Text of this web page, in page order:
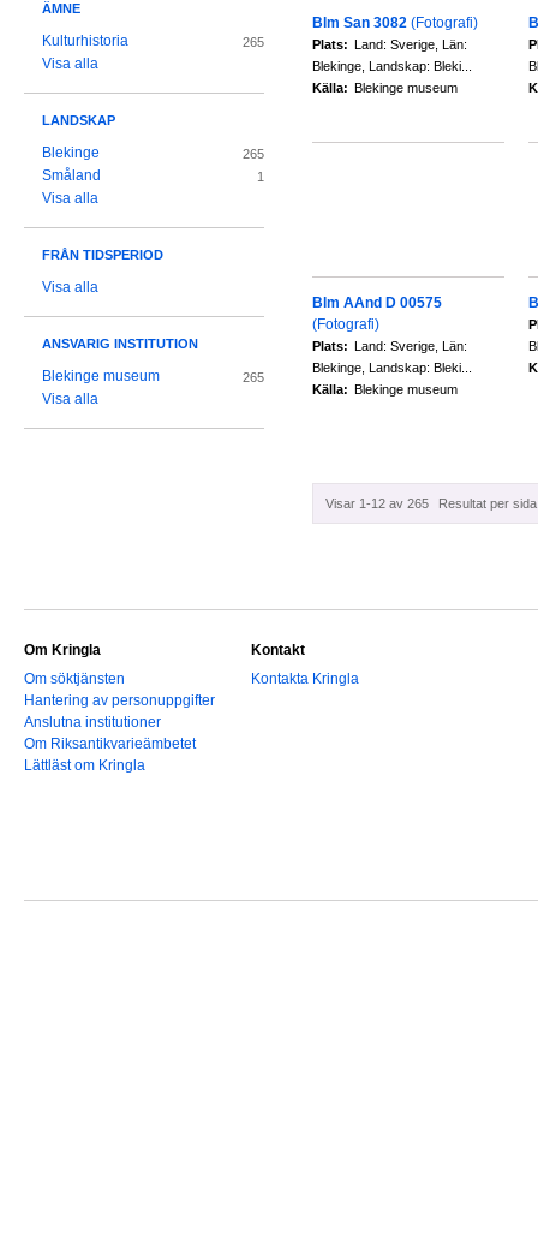
Blm San 3082 (Fotografi)
Plats: Land: Sverige, Län:
Blekinge, Landskap: Bleki...
Källa: Blekinge museum
Blm AAnd D 00575
(Fotografi)
Plats: Land: Sverige, Län:
Blekinge, Landskap: Bleki...
Källa: Blekinge museum
Visar 1-12 av 265 Resultat per
ÄMNE
Kulturhistoria 265
Visa alla
LANDSKAP
Blekinge 265
Småland 1
Visa alla
FRÅN TIDSPERIOD
Visa alla
ANSVARIG INSTITUTION
Blekinge museum 265
Visa alla
Om Kringla
Om söktjänsten
Hantering av personuppgifter
Anslutna institutioner
Om Riksantikvarieämbetet
Lättläst om Kringla
Kontakt
Kontakta Kringla